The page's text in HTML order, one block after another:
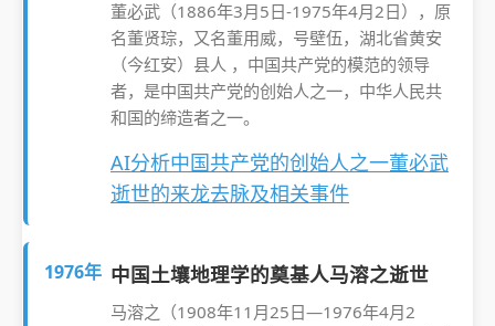
董必武（1886年3月5日-1975年4月2日），原
名董贤琮，又名董用威，号壁伍，湖北省黄安
（今红安）县人 ，中国共产党的模范的领导
者，是中国共产党的创始人之一，中华人民共
和国的缔造者之一。
AI分析中国共产党的创始人之一董必武
逝世的来龙去脉及相关事件
1976年 中国土壤地理学的奠基人马溶之逝世
马溶之（1908年11月25日—1976年4月2